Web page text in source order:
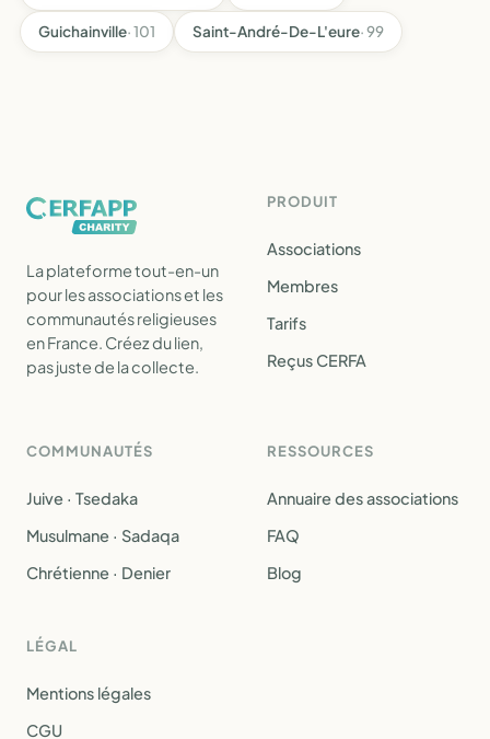
Guichainville· 101 Saint-André-De-L'eure· 99
La plateforme tout-en-un
pour les associations et les
communautés religieuses
en France. Créez du lien,
pas juste de la collecte.
PRODUIT
Associations
Membres
Tarifs
Reçus CERFA
COMMUNAUTÉS
Juive · Tsedaka
Musulmane · Sadaqa
Chrétienne · Denier
RESSOURCES
Annuaire des associations
FAQ
Blog
LÉGAL
Mentions légales
CGU